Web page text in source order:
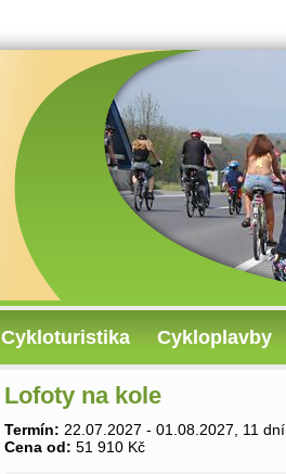
Cykloturistika Cykloplavby
Lofoty na kole
Termín: 22.07.2027 - 01.08.2027, 11 dní
Cena od: 51 910 Kč